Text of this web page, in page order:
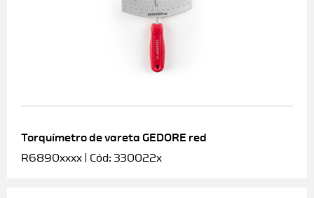
Torquímetro de vareta GEDORE red
R6890xxxx | Cód: 330022x